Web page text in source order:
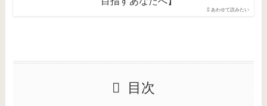
あわせて読みたい
目次